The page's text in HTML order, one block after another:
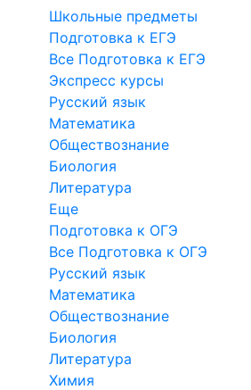
Школьные предметы
Подготовка к ЕГЭ
Все Подготовка к ЕГЭ
Экспресс курсы
Русский язык
Математика
Обществознание
Биология
Литература
Еще
Подготовка к ОГЭ
Все Подготовка к ОГЭ
Русский язык
Математика
Обществознание
Биология
Литература
Химия